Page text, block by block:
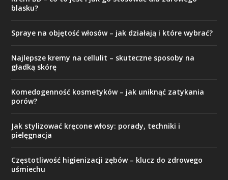
blasku?
Spraye na objętość włosów – jak działają i które wybrać?
Najlepsze kremy na cellulit – skuteczne sposoby na
gładką skórę
Komedogenność kosmetyków – jak uniknąć zatykania
porów?
Jak stylizować kręcone włosy: porady, techniki i
pielęgnacja
Częstotliwość higienizacji zębów – klucz do zdrowego
uśmiechu